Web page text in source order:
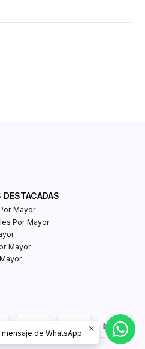
DESTACADAS
Mayor
Por Mayor
Mayor
mensaje de WhatsApp